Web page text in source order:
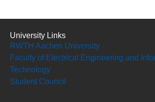
University Links
RWTH Aachen University
Faculty of Electrical Engineering and
Technology
Student Council